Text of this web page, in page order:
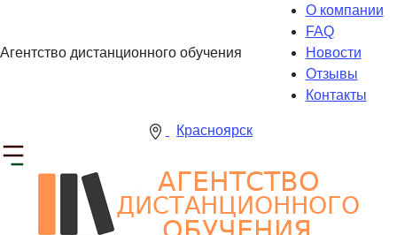
Агентство дистанционного обучения
О компании
FAQ
Новости
Отзывы
Контакты
Красноярск